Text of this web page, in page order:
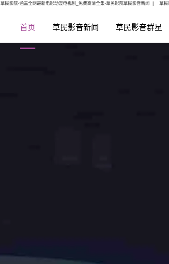
草民影院-涵盖全网最新电影动漫电视剧_免费高清全集-草民影院草民影音新闻 草民
首页 草民影音新闻 草民影音群星